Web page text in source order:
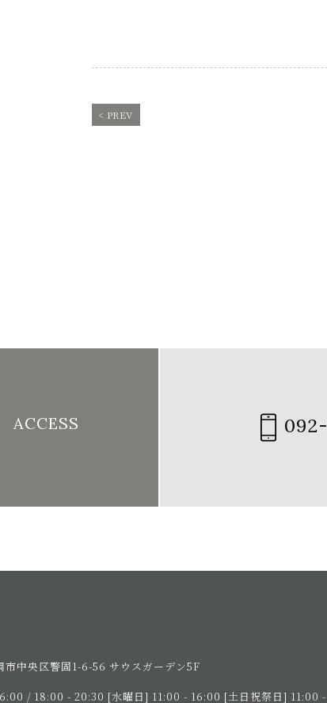
< PREV
ACCESS
市中央区警固1-6-56 サウスガーデン5F
/ 18:00 - 20:30 [水曜日] 11:00 - 16:00 [土日祝祭日] 11:00